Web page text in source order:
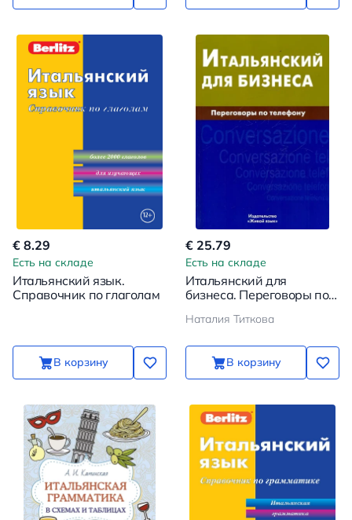
€ 8.29
Есть на складе
Итальянский язык.
Справочник по глаголам
В корзину
€ 25.79
Есть на складе
Итальянский для
бизнеса. Переговоры по
Наталия Титкова
В корзину